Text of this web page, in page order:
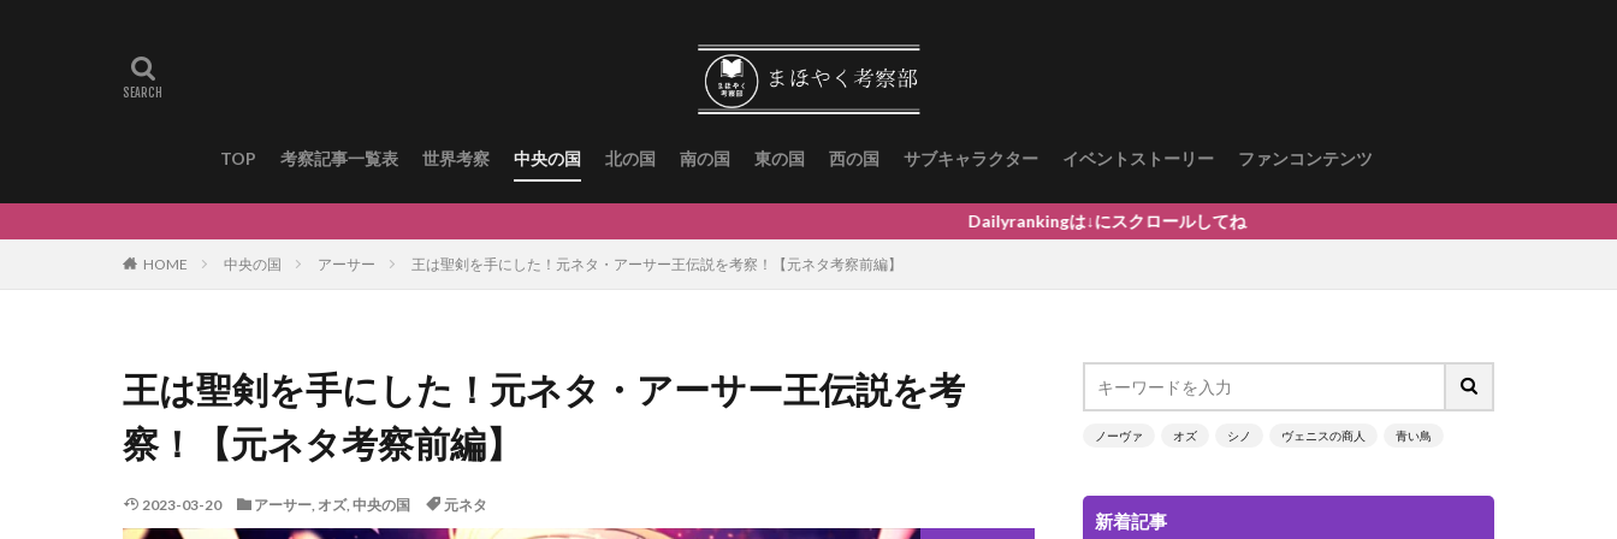
TOP 考察記事一覧表 世界考察 中央の国 北の国 南の国 東の国 西の国 サブキャラクター イベントストーリー ファンコンテンツ
Dailyrankingは↓にスクロールしてね
HOME 中央の国 アーサー 王は聖剣を手にした！元ネタ・アーサー王伝説を考察！【元ネタ考察前編】
王は聖剣を手にした！元ネタ・アーサー王伝説を考
察！【元ネタ考察前編】
2023-03-20 アーサー, オズ, 中央の国 元ネタ
ノーヴァ オズ シノ ヴェニスの商人 青い鳥
新着記事